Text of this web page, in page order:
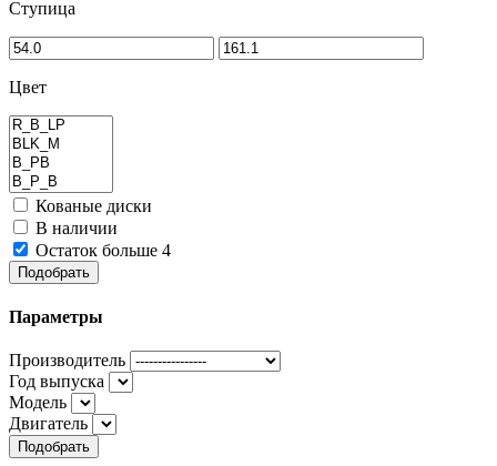
Ступица
Цвет
Кованые диски
В наличии
Остаток больше 4
Подобрать
Параметры
Производитель
Год выпуска
Модель
Двигатель
Подобрать